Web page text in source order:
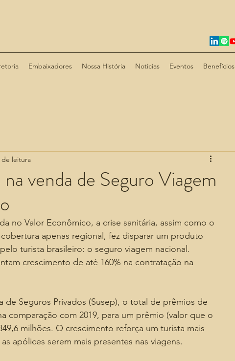
Embaixadores Nossa História Noticias Eventos Benefícios
venda de Seguro Viagem
de leitura
no Valor Econômico, a crise sanitária, assim como o
apenas regional, fez disparar um produto
turista brasileiro: o seguro viagem nacional.
crescimento de até 160% na contratação na
Seguros Privados (Susep), o total de prêmios de
comparação com 2019, para um prêmio (valor que o
milhões. O crescimento reforça um turista mais
apólices serem mais presentes nas viagens.